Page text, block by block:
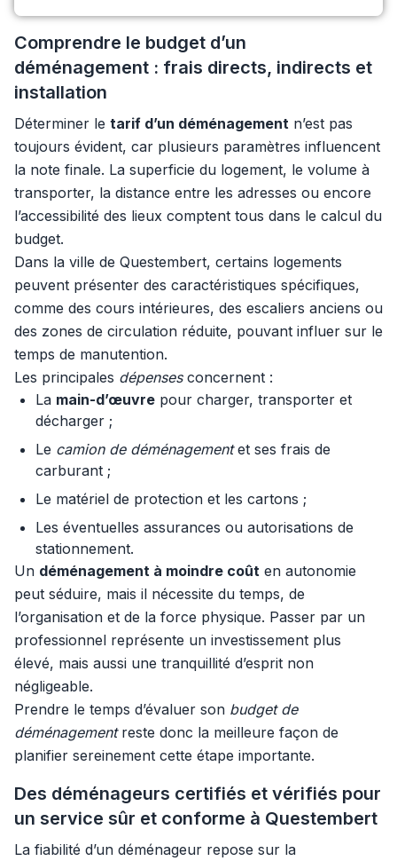
Comprendre le budget d’un
déménagement : frais directs, indirects et
installation
Déterminer le tarif d’un déménagement n’est pas
toujours évident, car plusieurs paramètres influencent
la note finale. La superficie du logement, le volume à
transporter, la distance entre les adresses ou encore
l’accessibilité des lieux comptent tous dans le calcul du
budget.
Dans la ville de Questembert, certains logements
peuvent présenter des caractéristiques spécifiques,
comme des cours intérieures, des escaliers anciens ou
des zones de circulation réduite, pouvant influer sur le
temps de manutention.
Les principales dépensesconcernent :
La main-d’œuvre pour charger, transporter et
décharger ;
Le camion de déménagementet ses frais de
carburant ;
Le matériel de protection et les cartons ;
Les éventuelles assurances ou autorisations de
stationnement.
Un déménagement à moindre coût en autonomie
peut séduire, mais il nécessite du temps, de
l’organisation et de la force physique. Passer par un
professionnel représente un investissement plus
élevé, mais aussi une tranquillité d’esprit non
négligeable.
Prendre le temps d’évaluer son budget de
déménagementreste donc la meilleure façon de
planifier sereinement cette étape importante.
Des déménageurs certifiés et vérifiés pour
un service sûr et conforme à Questembert
La fiabilité d’un déménageur repose sur la